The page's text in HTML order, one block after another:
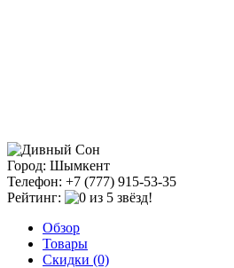
Город: Шымкент
Телефон: +7 (777) 915-53-35
Рейтинг:
Обзор
Товары
Скидки (0)